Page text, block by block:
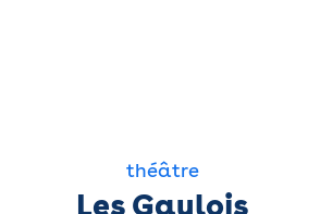
théâtre
Les Gaulois